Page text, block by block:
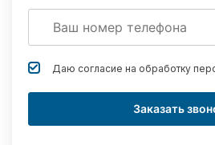
Даю согласие на обработку
Заказать